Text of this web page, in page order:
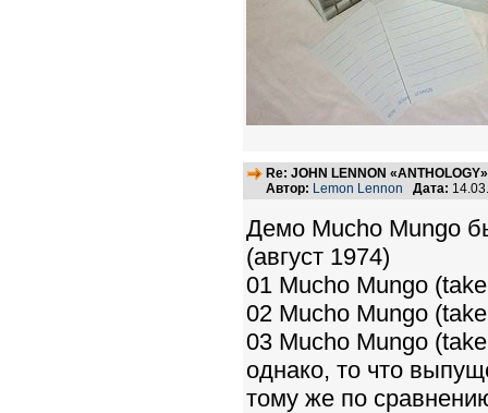
Re: JOHN LENNON
Автор: Lemon Lennon Дата:
Демо Mucho Mungo
(август 1974)
01 Mucho Mungo
02 Mucho Mungo
03 Mucho Mungo
однако, то что
тому же по